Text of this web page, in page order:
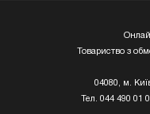
Товариство з
04080, м.
Тел. 044 490 01